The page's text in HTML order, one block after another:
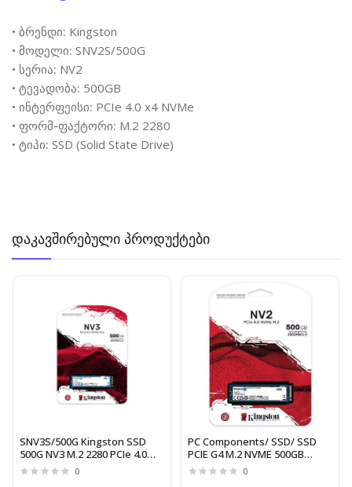
• ბრენდი: Kingston
• მოდელი: SNV2S/500G
• სერია: NV2
• ტევადობა: 500GB
• ინტერფეისი: PCIe 4.0 x4 NVMe
• ფორმ-ფაქტორი: M.2 2280
• ტიპი: SSD (Solid State Drive)
დაკავშირებული პროდუქტები
SNV3S/500G Kingston SSD
500G NV3 M.2 2280 PCIe 4.0
NVMe SSD Up to 5,000MB/s
read, 3,000MB/s write
0
PC Components/ SSD/ SSD
PCIE G4 M.2 NVME 500GB
SNV2S/500G KINGSTON
0